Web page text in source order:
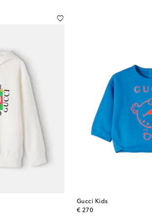
Gucci Kids
€ 270
original price